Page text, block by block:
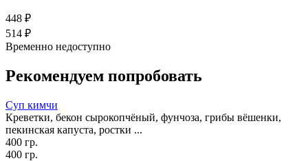
448 ₽
514 ₽
Временно недоступно
Рекомендуем попробовать
Суп кимчи
Креветки, бекон сырокопчёный, фунчоза, грибы вёшенки,
пекинская капуста, ростки ...
400 гр.
400 гр.